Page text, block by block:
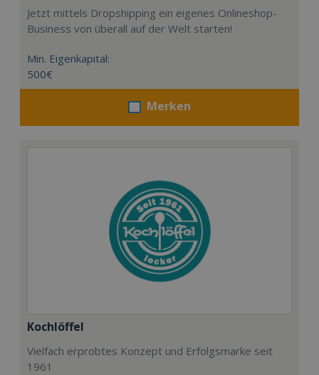
Jetzt mittels Dropshipping ein eigenes Onlineshop-
Business von überall auf der Welt starten!
Min. Eigenkapital:
500€
Merken
Kochlöffel
Vielfach erprobtes Konzept und Erfolgsmarke seit
1961